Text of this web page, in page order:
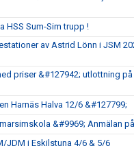
HSS Sum-Sim trupp !
av Astrid Lönn i JSM
priser &#127942; utlottning på
Harnäs Halva 12/6 &#127799;
&#9969; Anmälan
JDM i Eskilstuna 4/6 & 5/6